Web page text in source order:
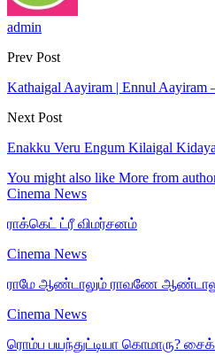
admin
Prev Post
Kathaigal Aayiram | Ennul Aayiram
Next Post
Enakku Veru Engum Kilaigal
You might also like More from
Cinema News
ராக்கெட் ட்ரீ விமர்சனம்
Cinema News
ராமே ஆண்டாலும் ராவணே
Cinema News
ரொம்ப பயந்துட்டியா கொமாரு?